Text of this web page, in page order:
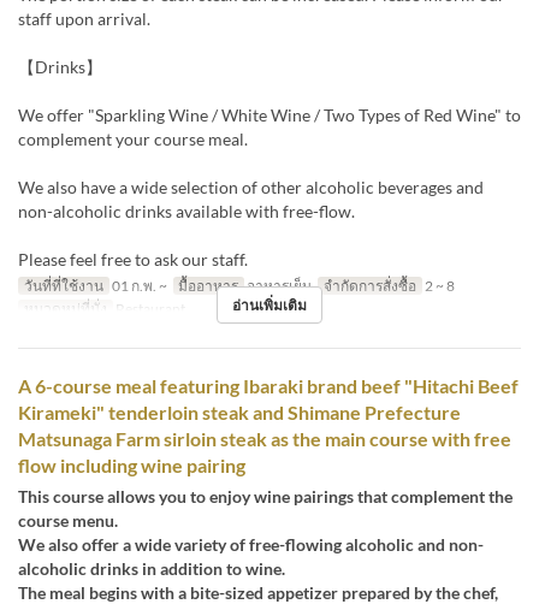
staff upon arrival.
【Drinks】
We offer "Sparkling Wine / White Wine / Two Types of Red Wine" to
complement your course meal.
We also have a wide selection of other alcoholic beverages and
non-alcoholic drinks available with free-flow.
Please feel free to ask our staff.
วันที่ที่ใช้งาน 01 ก.พ. ~ มื้ออาหาร อาหารเย็น จำกัดการสั่งซื้อ 2 ~ 8
หมวดหมู่ที่นั่ง
Restaurant อ่านเพิ่มเติม
A 6-course meal featuring Ibaraki brand beef "Hitachi Beef
Kirameki" tenderloin steak and Shimane Prefecture
Matsunaga Farm sirloin steak as the main course with free
flow including wine pairing
This course allows you to enjoy wine pairings that complement the
course menu.
We also offer a wide variety of free-flowing alcoholic and non-
alcoholic drinks in addition to wine.
The meal begins with a bite-sized appetizer prepared by the chef,